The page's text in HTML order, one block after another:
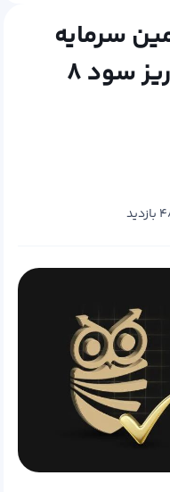
سرمایه
تریدرهای ایرانی با واریز سود ۸